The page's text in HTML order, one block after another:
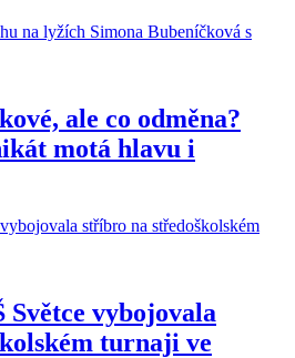
ale co odměna?
motá hlavu i
Světce vybojovala
turnaji ve